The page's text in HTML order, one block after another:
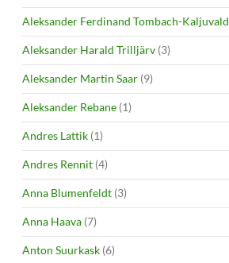
Aleksander Ferdinand Tombach-Kaljuvald
Aleksander Harald Trilljärv (3)
Aleksander Martin Saar (9)
Aleksander Rebane (1)
Andres Lattik (1)
Andres Rennit (4)
Anna Blumenfeldt (3)
Anna Haava (7)
Anton Suurkask (6)